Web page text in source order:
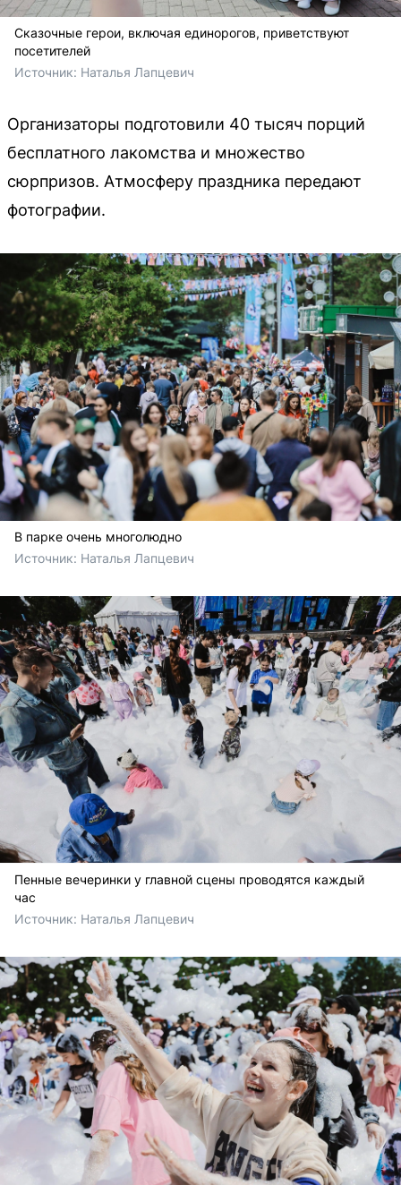
Сказочные герои, включая единорогов, приветствуют
посетителей
Источник: Наталья Лапцевич
Организаторы подготовили 40 тысяч порций
бесплатного лакомства и множество
сюрпризов. Атмосферу праздника передают
фотографии.
В парке очень многолюдно
Источник: Наталья Лапцевич
Пенные вечеринки у главной сцены проводятся каждый
час
Источник: Наталья Лапцевич